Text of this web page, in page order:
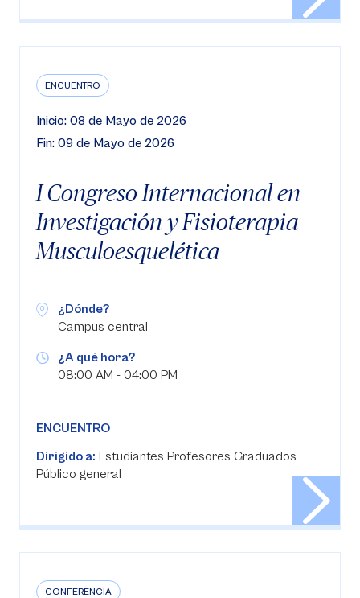
ENCUENTRO
Inicio: 08 de Mayo de 2026
Fin: 09 de Mayo de 2026
I Congreso Internacional en
Investigación y Fisioterapia
Musculoesquelética
¿Dónde?
Campus central
¿A qué hora?
08:00 AM - 04:00 PM
ENCUENTRO
Dirigido a: Estudiantes Profesores Graduados
Público general
CONFERENCIA